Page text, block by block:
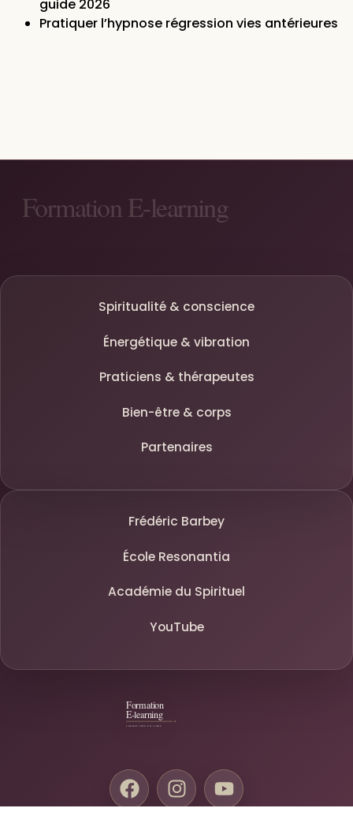
guide 2026
Pratiquer l’hypnose régression vies antérieures
Spiritualité & conscience
Énergétique & vibration
Praticiens & thérapeutes
Bien-être & corps
Partenaires
Frédéric Barbey
École Resonantia
Académie du Spirituel
YouTube